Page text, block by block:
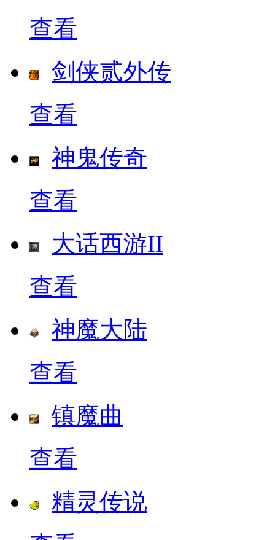
查看
剑侠贰外传
查看
神鬼传奇
查看
大话西游II
查看
神魔大陆
查看
镇魔曲
查看
精灵传说